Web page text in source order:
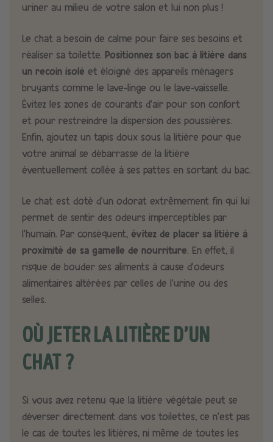
uriner au milieu de votre salon et lui non plus !
Le chat a besoin de calme pour faire ses besoins et
réaliser sa toilette. Positionnez son bac à litière dans
un recoin isolé et éloigné des appareils ménagers
bruyants comme le lave-linge ou le lave-vaisselle.
Évitez les zones de courants d'air pour son confort
et pour restreindre la dispersion des poussières.
Enfin, ajoutez un tapis doux sous la litière pour que
votre animal se débarrasse de la litière
éventuellement collée à ses pattes en sortant du bac.
Le chat est doté d’un odorat extrêmement fin qui lui
permet de sentir des odeurs imperceptibles par
l’humain. Par conséquent, évitez de placer sa litière à
proximité de sa gamelle de nourriture. En effet, il
risque de bouder ses aliments à cause d’odeurs
alimentaires altérées par celles de l’urine ou des
selles.
OÙ JETER LA LITIÈRE D’UN
CHAT ?
Si vous avez retenu que la litière végétale peut se
déverser directement dans vos toilettes, ce n’est pas
le cas de toutes les litières, ni même de toutes les